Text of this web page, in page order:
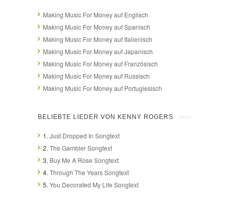
Making Music For Money auf Englisch
Making Music For Money auf Spanisch
Making Music For Money auf Italienisch
Making Music For Money auf Japanisch
Making Music For Money auf Französisch
Making Music For Money auf Russisch
Making Music For Money auf Portugiesisch
BELIEBTE LIEDER VON KENNY ROGERS
1. Just Dropped In Songtext
2. The Gambler Songtext
3. Buy Me A Rose Songtext
4. Through The Years Songtext
5. You Decorated My Life Songtext